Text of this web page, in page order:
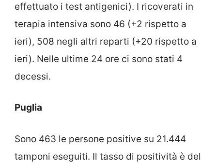
effettuato i test antigenici). I ricoverati in
terapia intensiva sono 46 (+2 rispetto a
ieri), 508 negli altri reparti (+20 rispetto a
ieri). Nelle ultime 24 ore ci sono stati 4
decessi.
Puglia
Sono 463 le persone positive su 21.444
tamponi eseguiti. Il tasso di positività è del